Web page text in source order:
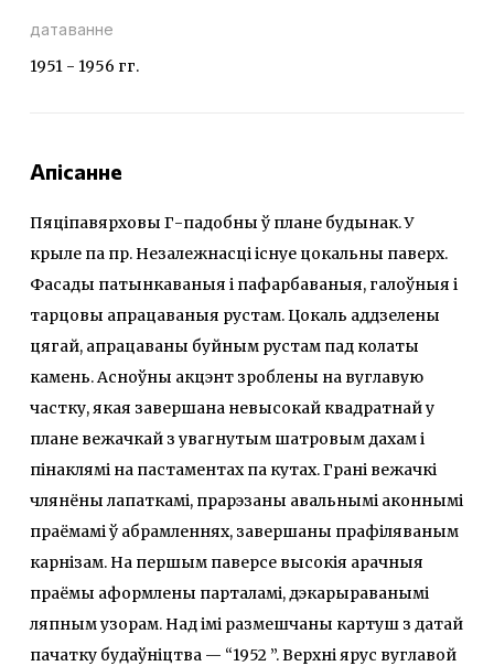
датаванне
1951 - 1956 гг.
Апісанне
Пяціпавярховы Г-падобны ў плане будынак. У
крыле па пр. Незалежнасці існуе цокальны паверх.
Фасады патынкаваныя і пафарбаваныя, галоўныя i
тарцовы апрацаваныя рустам. Цокаль аддзелены
цягай, апрацаваны буйным рустам пад колаты
камень. Асноўны акцэнт зроблены на вуглавую
частку, якая завершана невысокай квадратнай у
плане вежачкай з увагнутым шатровым дахам i
пінаклямі на пастаментах па кутах. Грані вежачкі
члянёны лапаткамі, прарэзаны авальнымі аконнымі
праёмамі ў абрамленнях, завершаны прафіляваным
карнізам. На першым паверсе высокія арачныя
праёмы аформлены парталамі, дэкарыраванымі
ляпным узорам. Над імі размешчаны картуш з датай
пачатку будаўніцтва — “1952 ”. Верхні ярус вуглавой